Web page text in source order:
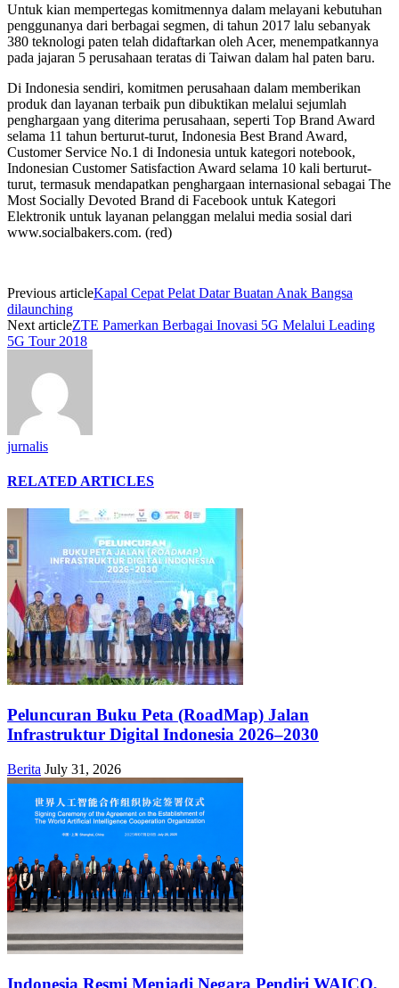
Untuk kian mempertegas komitmennya dalam melayani kebutuhan
penggunanya dari berbagai segmen, di tahun 2017 lalu sebanyak
380 teknologi paten telah didaftarkan oleh Acer, menempatkannya
pada jajaran 5 perusahaan teratas di Taiwan dalam hal paten baru.
Di Indonesia sendiri, komitmen perusahaan dalam memberikan
produk dan layanan terbaik pun dibuktikan melalui sejumlah
penghargaan yang diterima perusahaan, seperti Top Brand Award
selama 11 tahun berturut-turut, Indonesia Best Brand Award,
Customer Service No.1 di Indonesia untuk kategori notebook,
Indonesian Customer Satisfaction Award selama 10 kali berturut-
turut, termasuk mendapatkan penghargaan internasional sebagai The
Most Socially Devoted Brand di Facebook untuk Kategori
Elektronik untuk layanan pelanggan melalui media sosial dari
www.socialbakers.com. (red)
Previous articleKapal Cepat Pelat Datar Buatan Anak Bangsa
dilaunching
Next articleZTE Pamerkan Berbagai Inovasi 5G Melalui Leading
5G Tour 2018
jurnalis
RELATED ARTICLES
Peluncuran Buku Peta (RoadMap) Jalan
Infrastruktur Digital Indonesia 2026–2030
Berita July 31, 2026
Indonesia Resmi Menjadi Negara Pendiri WAICO,